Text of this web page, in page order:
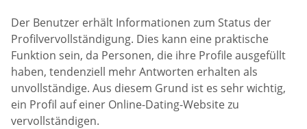
Der Benutzer erhält Informationen zum Status der
Profilvervollständigung. Dies kann eine praktische
Funktion sein, da Personen, die ihre Profile ausgefüllt
haben, tendenziell mehr Antworten erhalten als
unvollständige. Aus diesem Grund ist es sehr wichtig,
ein Profil auf einer Online-Dating-Website zu
vervollständigen.